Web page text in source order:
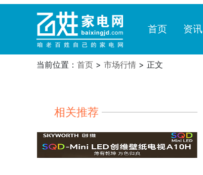
首页 资讯
当前位置： 首页 > 市场行情 > 正文
相关推荐